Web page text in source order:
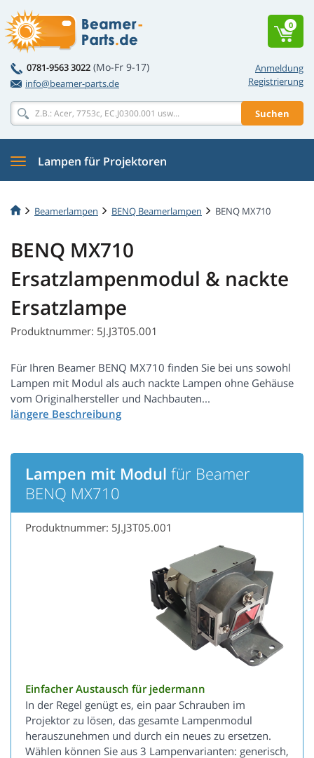
Anmeldung
Registrierung
0781-9563 3022 (Mo-Fr 9-17)
info@beamer-parts.de
Suchen
0
Lampen für Projektoren
Beamerlampen BENQ Beamerlampen BENQ MX710
BENQ MX710
Ersatzlampenmodul & nackte
Ersatzlampe
Produktnummer: 5J.J3T05.001
Für Ihren Beamer BENQ MX710 finden Sie bei uns sowohl
Lampen mit Modul als auch nackte Lampen ohne Gehäuse
vom Originalhersteller und Nachbauten...
Lampen mit Modul für Beamer
BENQ MX710
Produktnummer: 5J.J3T05.001
Einfacher Austausch für jedermann
In der Regel genügt es, ein paar Schrauben im
Projektor zu lösen, das gesamte Lampenmodul
herauszunehmen und durch ein neues zu ersetzen.
Wählen können Sie aus 3 Lampenvarianten: generisch,